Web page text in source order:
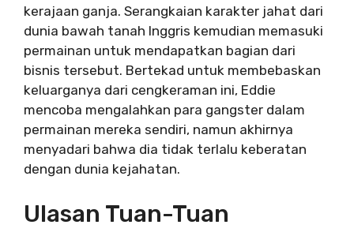
kerajaan ganja. Serangkaian karakter jahat dari
dunia bawah tanah Inggris kemudian memasuki
permainan untuk mendapatkan bagian dari
bisnis tersebut. Bertekad untuk membebaskan
keluarganya dari cengkeraman ini, Eddie
mencoba mengalahkan para gangster dalam
permainan mereka sendiri, namun akhirnya
menyadari bahwa dia tidak terlalu keberatan
dengan dunia kejahatan.
Ulasan Tuan-Tuan